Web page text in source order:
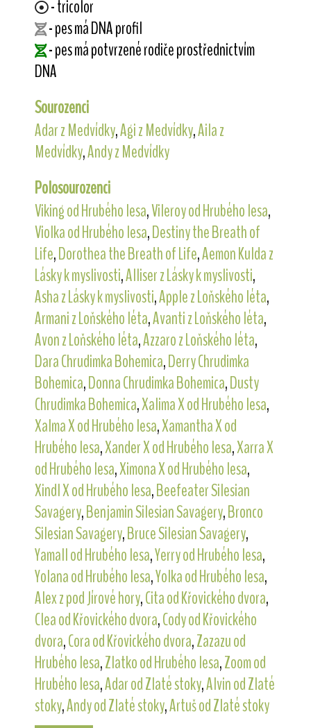
- tricolor
- pes má DNA profil
- pes má potvrzené rodiče prostřednictvím
DNA
Sourozenci
Adar z Medvídky,Agi z Medvídky,Aila z
Medvídky,Andy z Medvídky
Polosourozenci
Viking od Hrubého lesa,Vileroy od Hrubého lesa,
Violka od Hrubého lesa,Destiny the Breath of
Life,Dorothea the Breath of Life,Aemon Kulda z
Lásky k myslivosti,Alliser z Lásky k myslivosti,
Asha z Lásky k myslivosti,Apple z Loňského léta,
Armani z Loňského léta,Avanti z Loňského léta,
Avon z Loňského léta,Azzaro z Loňského léta,
Dara Chrudimka Bohemica,Derry Chrudimka
Bohemica,Donna Chrudimka Bohemica,Dusty
Chrudimka Bohemica,Xalima X od Hrubého lesa,
Xalma X od Hrubého lesa,Xamantha X od
Hrubého lesa,Xander X od Hrubého lesa,Xarra X
od Hrubého lesa,Ximona X od Hrubého lesa,
Xindl X od Hrubého lesa,Beefeater Silesian
Savagery,Benjamin Silesian Savagery,Bronco
Silesian Savagery,Bruce Silesian Savagery,
Yamall od Hrubého lesa,Yerry od Hrubého lesa,
Yolana od Hrubého lesa,Yolka od Hrubého lesa,
Alex z pod Jírové hory,Cita od Křovického dvora,
Clea od Křovického dvora,Cody od Křovického
dvora,Cora od Křovického dvora,Zazazu od
Hrubého lesa,Zlatko od Hrubého lesa,Zoom od
Hrubého lesa,Adar od Zlaté stoky,Alvin od Zlaté
stoky,Andy od Zlaté stoky,Artuš od Zlaté stoky